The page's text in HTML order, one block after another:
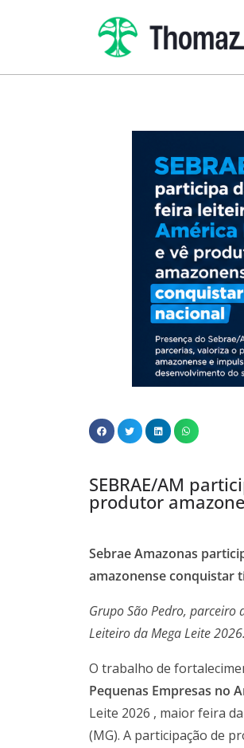
SEBRAE/AM
produtor
Sebrae Amazonas
amazonense conquistar
Grupo São Pedro, parceiro
Leiteiro da Mega Leite 2026.
O trabalho de
Pequenas Empresas no
Leite 2026 , maior feira
(MG). A participação de